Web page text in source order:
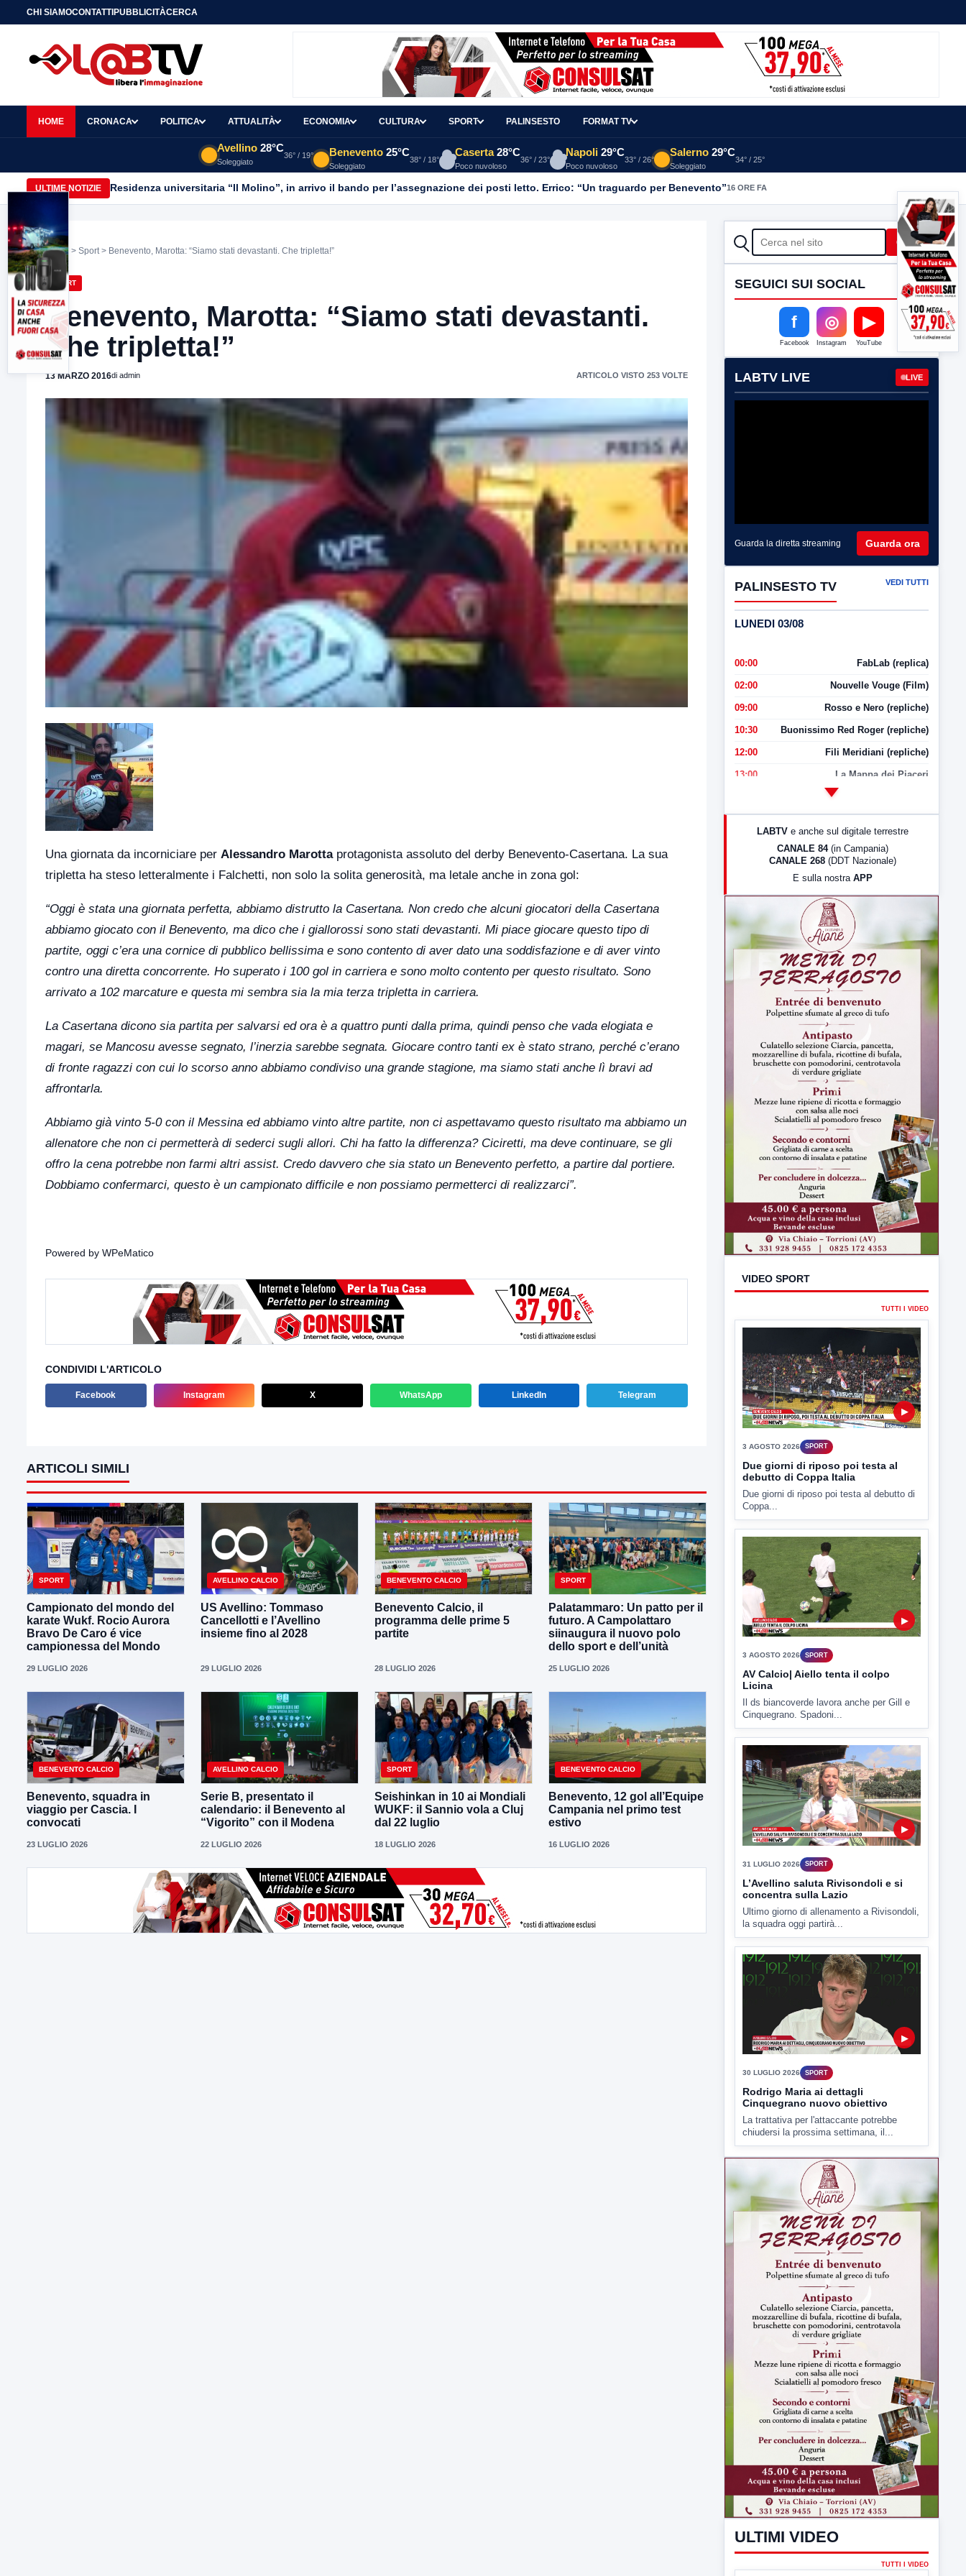
CHI SIAMOCONTATTIPUBBLICITÀCERCA
HOME CRONACA POLITICA ATTUALITÀ ECONOMIA CULTURA SPORT PALINSESTO FORMAT TV
Avellino 28°C
Soleggiato
36° / 19° Benevento 25°C
Soleggiato
38° / 18°
Caserta 28°C
Poco nuvoloso
36° / 23°
Napoli 29°C
Poco nuvoloso
33° / 26°
Salerno 29°C
Soleggiato
34° / 25°
ULTIME NOTIZIE Residenza universitaria “Il Molino”, in arrivo il bando per l’assegnazione dei posti letto. Errico: “Un traguardo per Benevento”16 ORE FA
Home > Sport> Benevento, Marotta: “Siamo stati devastanti. Che tripletta!”
SPORT
Benevento, Marotta: “Siamo stati devastanti.
Che tripletta!”
13 MARZO 2016di admin ARTICOLO VISTO 253 VOLTE
Una giornata da incorniciare per Alessandro Marottaprotagonista assoluto del derby Benevento-Casertana. La sua
tripletta ha steso letteralmente i Falchetti, non solo la solita generosità, ma letale anche in zona gol:
“Oggi è stata una giornata perfetta, abbiamo distrutto la Casertana. Non credo che alcuni giocatori della Casertana
abbiamo giocato con il Benevento, ma dico che i giallorossi sono stati devastanti. Mi piace giocare questo tipo di
partite, oggi c’era una cornice di pubblico bellissima e sono contento di aver dato una soddisfazione e di aver vinto
contro una diretta concorrente. Ho superato i 100 gol in carriera e sono molto contento per questo risultato. Sono
arrivato a 102 marcature e questa mi sembra sia la mia terza tripletta in carriera.
La Casertana dicono sia partita per salvarsi ed ora è a quattro punti dalla prima, quindi penso che vada elogiata e
magari, se Mancosu avesse segnato, l’inerzia sarebbe segnata. Giocare contro tanti ex è stato strano, perché c’erano
di fronte ragazzi con cui lo scorso anno abbiamo condiviso una grande stagione, ma siamo stati anche lì bravi ad
affrontarla.
Abbiamo già vinto 5-0 con il Messina ed abbiamo vinto altre partite, non ci aspettavamo questo risultato ma abbiamo un
allenatore che non ci permetterà di sederci sugli allori. Chi ha fatto la differenza? Ciciretti, ma deve continuare, se gli
offro la cena potrebbe non farmi altri assist. Credo davvero che sia stato un Benevento perfetto, a partire dal portiere.
Dobbiamo confermarci, questo è un campionato difficile e non possiamo permetterci di realizzarci”.
Powered by WPeMatico
CONDIVIDI L'ARTICOLO
Facebook Instagram X WhatsApp LinkedIn Telegram
ARTICOLI SIMILI
SPORT
Campionato del mondo del
karate Wukf. Rocio Aurora
Bravo De Caro é vice
campionessa del Mondo
29 LUGLIO 2026
AVELLINO CALCIO
US Avellino: Tommaso
Cancellotti e l’Avellino
insieme fino al 2028
29 LUGLIO 2026
BENEVENTO CALCIO
Benevento Calcio, il
programma delle prime 5
partite
28 LUGLIO 2026
SPORT
Palatammaro: Un patto per il
futuro. A Campolattaro
siinaugura il nuovo polo
dello sport e dell’unità
25 LUGLIO 2026
BENEVENTO CALCIO
Benevento, squadra in
viaggio per Cascia. I
convocati
23 LUGLIO 2026
AVELLINO CALCIO
Serie B, presentato il
calendario: il Benevento al
“Vigorito” con il Modena
22 LUGLIO 2026
SPORT
Seishinkan in 10 ai Mondiali
WUKF: il Sannio vola a Cluj
dal 22 luglio
18 LUGLIO 2026
BENEVENTO CALCIO
Benevento, 12 gol all’Equipe
Campania nel primo test
estivo
16 LUGLIO 2026
CERCA Cerca
SEGUICI SUI SOCIAL
f
Facebook
◎
Instagram
▶
YouTube
LABTV LIVE LIVE
Guarda la diretta streaming Guarda ora
PALINSESTO TV VEDI TUTTI
LUNEDI 03/08
00:00 FabLab (replica)
02:00 Nouvelle Vouge (Film)
09:00 Rosso e Nero (repliche)
10:30 Buonissimo Red Roger (repliche)
12:00 Fili Meridiani (repliche)
13:00 La Mappa dei Piaceri
LabNews (Diretta)
LabNews (replica)
LABTV e anche sul digitale terrestre
CANALE 84 (in Campania)
CANALE 268 (DDT Nazionale)
E sulla nostra APP
VIDEO SPORT
▶
3 AGOSTO 2026 SPORT
Due giorni di riposo poi testa al
debutto di Coppa Italia
Due giorni di riposo poi testa al debutto di
Coppa...
▶
3 AGOSTO 2026 SPORT
AV Calcio| Aiello tenta il colpo
Il ds biancoverde lavora anche per Gill e
Cinquegrano. Spadoni...
▶
31 LUGLIO 2026 SPORT
L’Avellino saluta Rivisondoli e si
concentra sulla Lazio
Ultimo giorno di allenamento a Rivisondoli,
la squadra oggi partirà...
30 LUGLIO 2026 SPORT
Rodrigo Maria ai dettagli
Cinquegrano nuovo obiettivo
La trattativa per l'attaccante potrebbe
chiudersi la prossima settimana, il...
ULTIMI VIDEO
TUTTI I VIDEO